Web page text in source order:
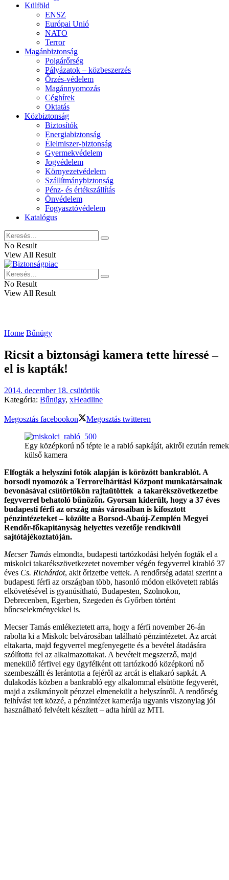
Külföld
ENSZ
Európai Unió
NATO
Terror
Magánbiztonság
Polgárőrség
Pályázatok – közbeszerzés
Őrzés-védelem
Magánnyomozás
Céghírek
Oktatás
Közbiztonság
Biztosítók
Energiabiztonság
Élelmiszer-biztonság
Gyermekvédelem
Jogvédelem
Környezetvédelem
Szállítmánybiztonság
Pénz- és értékszállítás
Önvédelem
Fogyasztóvédelem
Katalógus
No Result
View All Result
No Result
View All Result
Home Bűnügy
Ricsit a biztonsági kamera tette híressé –
el is kapták!
2014. december 18. csütörtök
Kategória: Bűnügy, xHeadline
Megosztás facebookon Megosztás twitteren
Egy középkorú nő tépte le a rabló sapkáját, akiről ezután
külső kamera
Elfogták a helyszíni fotók alapján is körözött bankrablót. A
borsodi nyomozók a Terrorelhárítási Központ munkatársainak
bevonásával csütörtökön rajtaütöttek a takarékszövetkezetbe
fegyverrel behatoló bűnözőn. Gyorsan kiderült, hogy a 37 éves
budapesti férfi az ország más városaiban is kifosztott
pénzintézeteket – közölte a Borsod-Abaúj-Zemplén Megyei
Rendőr-főkapitányság helyettes vezetője rendkívüli
sajtótájékoztatóján.
Mecser Tamás elmondta, budapesti tartózkodási helyén fogták el a
miskolci takarékszövetkezetet november végén fegyverrel kirabló 37
éves Cs. Richárdot, akit őrizetbe vettek. A rendőrség adatai szerint a
budapesti férfi az országban több, hasonló módon elkövetett rablás
elkövetésével is gyanúsítható, Budapesten, Szolnokon,
Debrecenben, Egerben, Szegeden és Győrben történt
bűncselekményekkel is.
Mecser Tamás emlékeztetett arra, hogy a férfi november 26-án
rabolta ki a Miskolc belvárosában található pénzintézetet. Az arcát
eltakarta, majd fegyverrel megfenyegette és a bevétel átadására
szólította fel az alkalmazottakat. A bevételt megszerző, majd
menekülő férfivel egy ügyfélként ott tartózkodó középkorú nő
szembeszállt és lerántotta a fejéről az arcát is eltakaró sapkát. A
dulakodás közben a bankrabló egy alkalommal elsütötte fegyverét,
majd a zsákmányolt pénzzel elmenekült a helyszínről. A rendőrség
felhívást tett közzé, a pénzintézet kamerája ugyanis viszonylag jól
használható felvételt készített – adta hírül az MTI.